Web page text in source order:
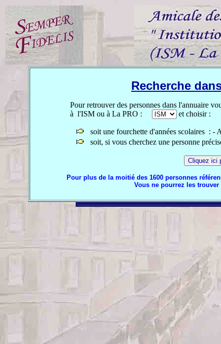
Recherche
Pour retrouver des personnes dans l'annuaire
à l'ISM ou à La PRO :
et choisir :
soit une fourchette d'années scolaires : -
soit, si vous cherchez une personne
Pour plus de la moitié des 1600 personnes
Vous ne pourrez les